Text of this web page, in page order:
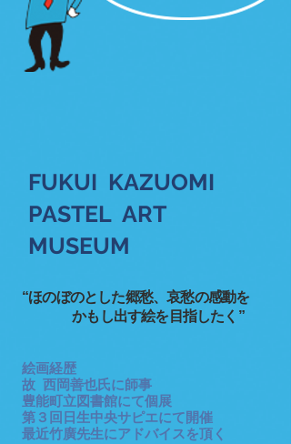
FUKUI KAZUOMI
PASTEL ART
MUSEUM
“ほのぼのとした郷愁、哀愁の感動を
かもし出す絵を目指したく”
絵画経歴
故 西岡善也氏に師事
豊能町立図書館にて個展
第３回日生中央サピエにて開催
最近竹廣先生にアドバイスを頂く